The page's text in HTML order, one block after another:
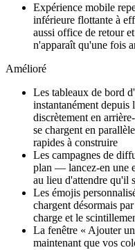
Expérience mobile
inférieure flottante à
aussi office de retour
n'apparaît qu'une fois
Amélioré
Les tableaux de bord
instantanément depuis
discrètement en
se chargent en
rapides à construire
Les campagnes de
plan — lancez-en une
au lieu d'attendre qu'il
Les émojis
chargent désormais
charge et le
La fenêtre « Ajouter
maintenant que vos